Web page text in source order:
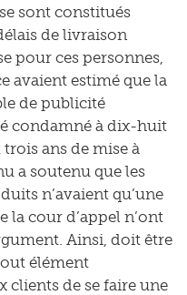
sont constitués
de livraison
pour ces personnes,
avaient estimé que la
de publicité
condamné à dix-huit
ans de mise à
a soutenu que les
n’avaient qu’une
la cour d’appel n’ont
Ainsi, doit être
élément
clients de se faire une